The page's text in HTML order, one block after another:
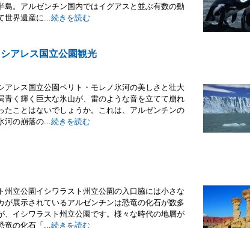
。アルゼンチン国内ではイグアスと並ぶ有数の動
世界遺産に...続きを読む
アレス国立公園観光
レス国立公園ペリト・モレノ氷河の美しさと壮大
青く輝く巨大な氷山が、雷のような音を立てて崩れ
ことはないでしょうか。これは、アルゼンチンの
河の崩落の...続きを読む
立公園イシワラスト州立公園の入口脇には小さな
展示されているアルゼンチンは恐竜の化石が数多
、イシワラスト州立公園です。様々な時代の地層が
竜の化石「...続きを読む